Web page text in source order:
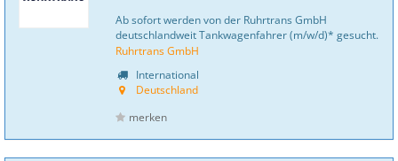
Ab sofort werden von der Ruhrtrans GmbH
deutschlandweit Tankwagenfahrer (m/w/d)* gesucht.
Ruhrtrans GmbH
International
Deutschland
merken